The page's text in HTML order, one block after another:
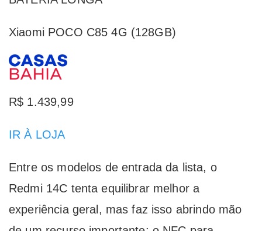
Xiaomi POCO C85 4G (128GB)
R$ 1.439,99
IR À LOJA
Entre os modelos de entrada da lista, o
Redmi 14C tenta equilibrar melhor a
experiência geral, mas faz isso abrindo mão